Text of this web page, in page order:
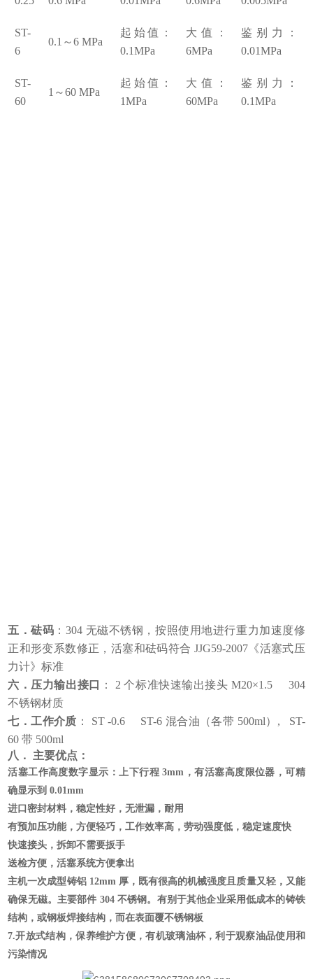
ST-
6
0.1 ～6 MPa
起始值：
0.1MPa
大值：
6MPa
鉴别力：
0.01MPa
ST-
60
1 ～60 MPa
起始值：
1MPa
大值：
60MPa
鉴别力：
0.1MPa
五．砝码 ：304 无磁不锈钢，按照使用地进行重力加速度修
正和形变系数修正，活塞和砝码符合 JJG59-2007《活塞式压
力计》标准
六．压力输出接口
： 2个标准快速输出接头M20×1 .5
304
不锈钢材质
七．工作介质 ： ST-0.6 ST-6 混合油 （各带 500ml） , ST-
60 带 500ml
八 ． 主要优点：
活塞工作高度数字显示：上下行程 3mm，有活塞高度限位器，可精
确显示到 0.01mm
进口密封材料，稳定性好，无泄漏，耐用
有预加压功能，方便轻巧，工作效率高，劳动强度低，稳定速度快
快速接头，拆卸不需要扳手
送检方便，活塞系统方便拿出
主机一次成型铸铝 12mm 厚，既有很高的机械强度且质量又轻，又能
确保无磁。主要部件 304 不锈钢。有别于其他企业采用低成本的铸铁
结构，或钢板焊接结构，而在表面覆不锈钢板
7.开放式结构，保养维护方便，有机玻璃油杯，利于观察油品使用和
污染情况